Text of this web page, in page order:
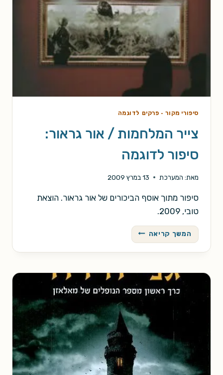
סיפורי מקור· פרקים לדוגמה
צייר המלחמות / אור גראור:
סיפור לדוגמה
מאת: המערכת 13 במרץ 2009
סיפור מתוך אוסף הביכורים של אור גראור. הוצאת
טובי, 2009.
המשך קריאה צייר
המלחמות
/
גראור:
סיפור
לדוגמה